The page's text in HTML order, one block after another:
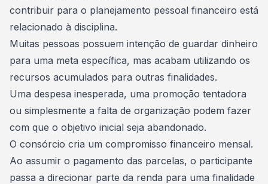
contribuir para o planejamento pessoal financeiro está
relacionado à disciplina.
Muitas pessoas possuem intenção de guardar dinheiro
para uma meta específica, mas acabam utilizando os
recursos acumulados para outras finalidades.
Uma despesa inesperada, uma promoção tentadora
ou simplesmente a falta de organização podem fazer
com que o objetivo inicial seja abandonado.
O consórcio cria um compromisso financeiro mensal.
Ao assumir o pagamento das parcelas, o participante
passa a direcionar parte da renda para uma finalidade